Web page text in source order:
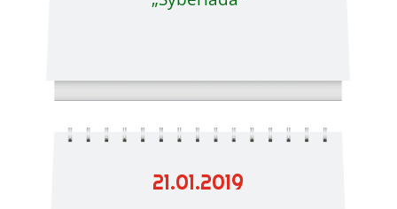
21.01.2019